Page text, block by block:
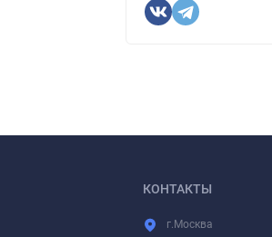
КОНТАКТЫ
г.Москва